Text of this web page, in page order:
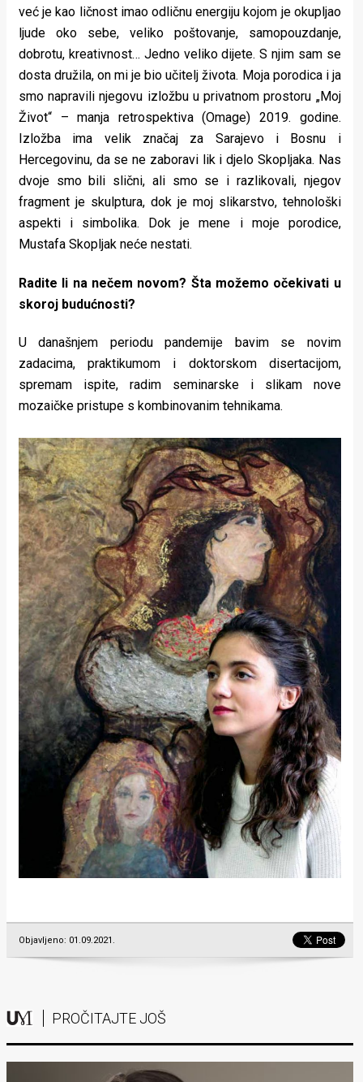
već je kao ličnost imao odličnu energiju kojom je okupljao
ljude oko sebe, veliko poštovanje, samopouzdanje,
dobrotu, kreativnost… Jedno veliko dijete. S njim sam se
dosta družila, on mi je bio učitelj života. Moja porodica i ja
smo napravili njegovu izložbu u privatnom prostoru „Moj
Život“ – manja retrospektiva (Omage) 2019. godine.
Izložba ima velik značaj za Sarajevo i Bosnu i
Hercegovinu, da se ne zaboravi lik i djelo Skopljaka. Nas
dvoje smo bili slični, ali smo se i razlikovali, njegov
fragment je skulptura, dok je moj slikarstvo, tehnološki
aspekti i simbolika. Dok je mene i moje porodice,
Mustafa Skopljak neće nestati.
Radite li na nečem novom? Šta možemo očekivati u
skoroj budućnosti?
U današnjem periodu pandemije bavim se novim
zadacima, praktikumom i doktorskom disertacijom,
spremam ispite, radim seminarske i slikam nove
mozaičke pristupe s kombinovanim tehnikama.
Objavljeno: 01.09.2021.
PROČITAJTE JOŠ